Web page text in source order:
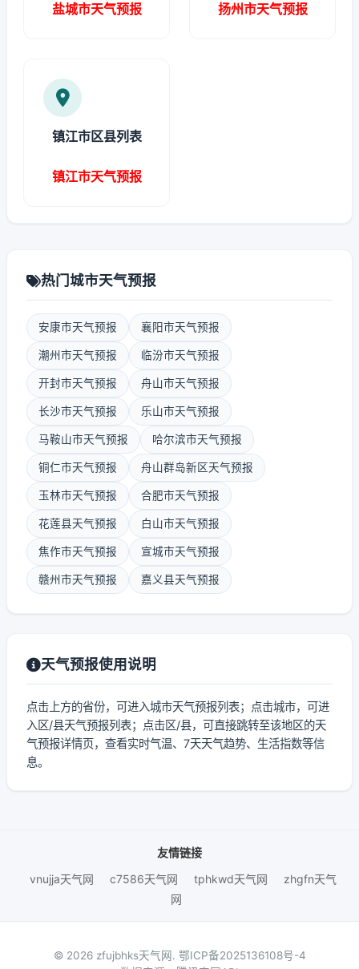
盐城市天气预报 扬州市天气预报
镇江市区县列表
镇江市天气预报
热门城市天气预报
安康市天气预报 襄阳市天气预报
潮州市天气预报 临汾市天气预报
开封市天气预报 舟山市天气预报
长沙市天气预报 乐山市天气预报
马鞍山市天气预报 哈尔滨市天气预报
铜仁市天气预报 舟山群岛新区天气预报
玉林市天气预报 合肥市天气预报
花莲县天气预报 白山市天气预报
焦作市天气预报 宣城市天气预报
赣州市天气预报 嘉义县天气预报
天气预报使用说明
点击上方的省份，可进入城市天气预报列表；点击城市，可进
入区/县天气预报列表；点击区/县，可直接跳转至该地区的天
气预报详情页，查看实时气温、7天天气趋势、生活指数等信
息。
友情链接
vnujja天气网
c7586天气网 tphkwd天气网
zhgfn天气
网
© 2026 zfujbhks天气网. 鄂ICP备2025136108号-4